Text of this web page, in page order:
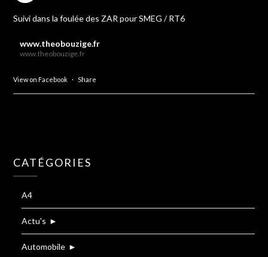
Suivi dans la foulée des ZAR pour SMEG / RT6
www.theobouzige.fr
www.theobouzige.fr
View on Facebook · Share
CATÉGORIES
A4
Actu's ►
Automobile ►